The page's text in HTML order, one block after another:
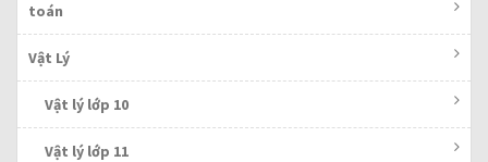
toán
Vật Lý
Vật lý lớp 10
Vật lý lớp 11